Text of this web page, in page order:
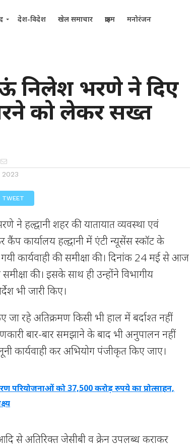
देश-विदेश खेल समाचार क्राइम मनोरंजन
निलेश भरणे ने दिए
को लेकर सख्त
2023
TWEET
हल्द्वानी शहर की यातायात व्यवस्था एवं
कैंप कार्यालय हल्द्वानी में एंटी न्यूसेंस स्कॉट के
कार्यवाही की समीक्षा की। दिनांक 24 मई से आज
की। इसके साथ ही उन्होंने विभागीय
भी जारी किए।
रहे अतिक्रमण किसी भी हाल में बर्दाश्त नहीं
बार-बार समझाने के बाद भी अनुपालन नहीं
कार्यवाही कर अभियोग पंजीकृत किए जाए।
परियोजनाओं को 37,500 करोड़ रुपये का प्रोत्साहन,
से अतिरिक्त जेसीबी व क्रेन उपलब्ध कराकर